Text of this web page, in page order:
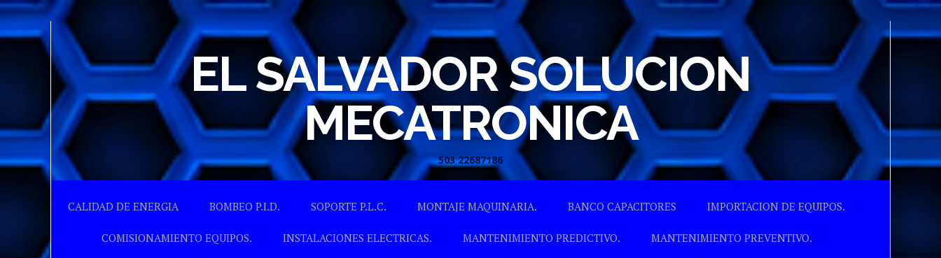
EL SALVADOR SOLUCION
MECATRONICA
503 22687186
Skip to content
CALIDAD DE ENERGIA BOMBEO P.I.D. SOPORTE P.L.C. MONTAJE MAQUINARIA. BANCO CAPACITORES IMPORTACION DE EQUIPOS.
COMISIONAMIENTO EQUIPOS. INSTALACIONES ELECTRICAS. MANTENIMIENTO PREDICTIVO. MANTENIMIENTO PREVENTIVO.